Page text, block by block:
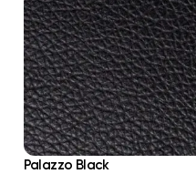
Palazzo Black